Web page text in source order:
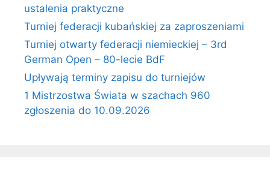
ustalenia praktyczne
Turniej federacji kubańskiej za zaproszeniami
Turniej otwarty federacji niemieckiej – 3rd
German Open – 80-lecie BdF
Upływają terminy zapisu do turniejów
1 Mistrzostwa Świata w szachach 960
zgłoszenia do 10.09.2026